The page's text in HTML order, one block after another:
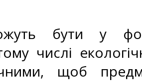
бути у
числі
щоб